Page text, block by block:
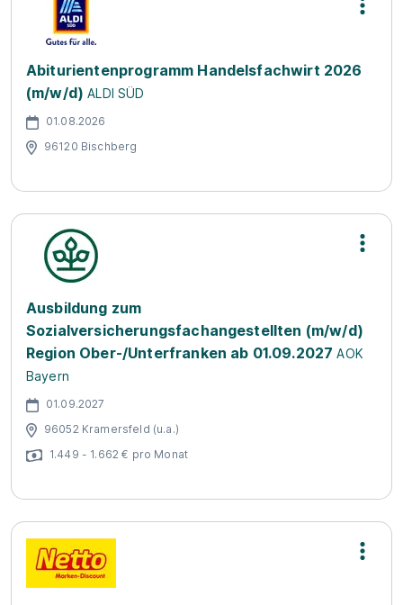
Abiturientenprogramm Handelsfachwirt 2026
(m/w/d) ALDI SÜD
01.08.2026
96120 Bischberg
Ausbildung zum
Sozialversicherungsfachangestellten (m/w/d)
Region Ober-/Unterfranken ab 01.09.2027 AOK
Bayern
01.09.2027
96052 Kramersfeld (u.a.)
1.449 - 1.662 € pro Monat